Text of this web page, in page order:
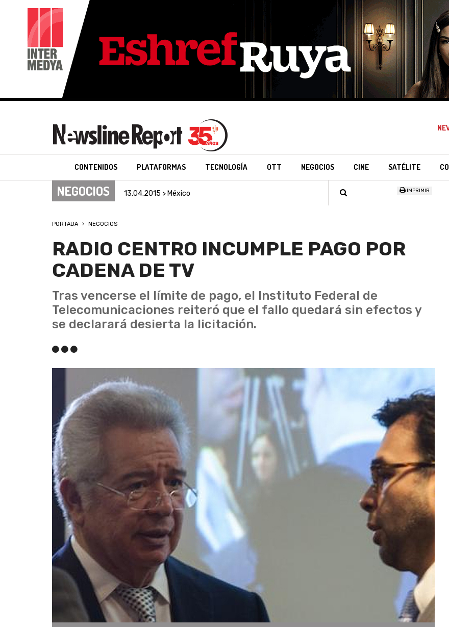
CONTENIDOS PLATAFORMAS TECNOLOGÍA OTT NEGOCIOS CINE SATÉLITE
NEGOCIOS 13.04.2015 > México IMPRIMIR
PORTADA NEGOCIOS
RADIO CENTRO INCUMPLE PAGO POR
CADENA DE TV
Tras vencerse el límite de pago, el Instituto Federal de
Telecomunicaciones reiteró que el fallo quedará sin efectos y
se declarará desierta la licitación.